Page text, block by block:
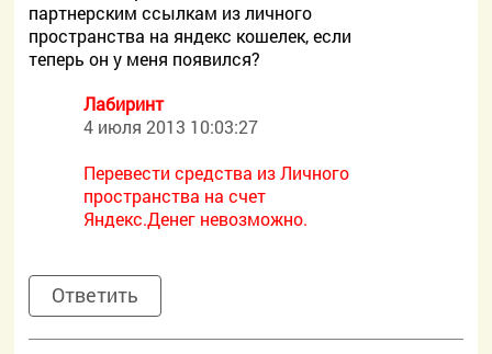
партнерским ссылкам из личного
пространства на яндекс кошелек, если
теперь он у меня появился?
Лабиринт
4 июля 2013 10:03:27
Перевести средства из Личного
пространства на счет
Яндекс.Денег невозможно.
Ответить